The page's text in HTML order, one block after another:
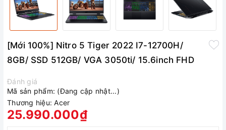
[Mới 100%] Nitro 5 Tiger 2022 I7-12700H/
8GB/ SSD 512GB/ VGA 3050ti/ 15.6inch FHD
Đánh giá
Mã sản phẩm: (Đang cập nhật...)
Thương hiệu: Acer
25.990.000₫